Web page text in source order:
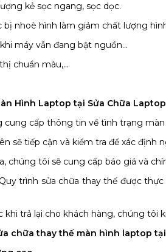
kẻ sọc ngang, sọc dọc.
bị nhoè hình làm giảm chất lượng
máy vẫn đang bật nguồn...
chuẩn màu,...
Hình Laptop tại Sửa Chữa
cung cấp thông tin về tình trạng màn
sẽ tiếp cận và kiểm tra để xác định
chúng tôi sẽ cung cấp báo giá và
trình sửa chữa thay thế được
khi trả lại cho khách hàng, chúng tôi
chữa thay thế màn hình laptop tại